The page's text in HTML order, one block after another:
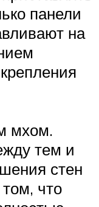
панели
на
мхом.
тем и
стен
что